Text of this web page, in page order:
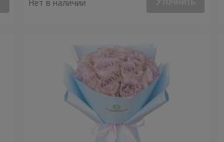
Нет в наличии